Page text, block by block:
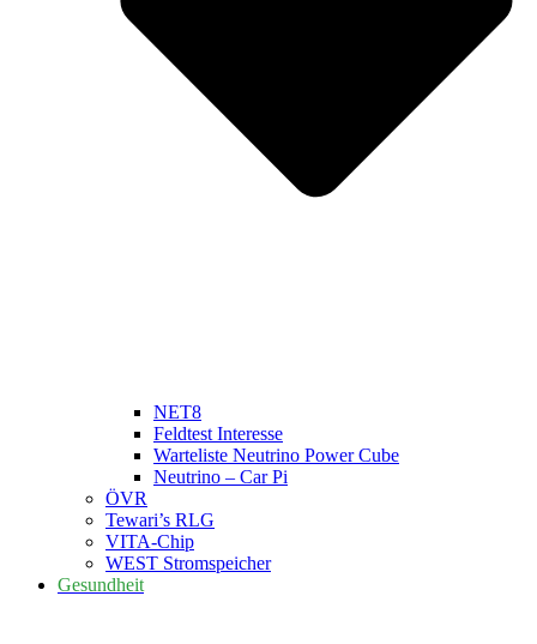
NET8
Feldtest Interesse
Warteliste Neutrino Power Cube
Neutrino – Car Pi
ÖVR
Tewari’s RLG
VITA-Chip
WEST Stromspeicher
Gesundheit